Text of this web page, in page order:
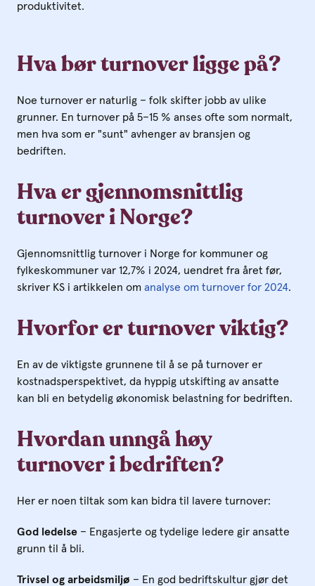
produktivitet.
Hva bør turnover ligge på?
Noe turnover er naturlig – folk skifter jobb av ulike
grunner. En turnover på 5–15 % anses ofte som normalt,
men hva som er "sunt" avhenger av bransjen og
bedriften.
Hva er gjennomsnittlig
turnover i Norge?
Gjennomsnittlig turnover i Norge for kommuner og
fylkeskommuner var 12,7% i 2024, uendret fra året før,
skriver KS i artikkelen om analyse om turnover for 2024.
Hvorfor er turnover viktig?
En av de viktigste grunnene til å se på turnover er
kostnadsperspektivet, da hyppig utskifting av ansatte
kan bli en betydelig økonomisk belastning for bedriften.
Hvordan unngå høy
turnover i bedriften?
Her er noen tiltak som kan bidra til lavere turnover:
God ledelse – Engasjerte og tydelige ledere gir ansatte
grunn til å bli.
Trivsel og arbeidsmiljø – En god bedriftskultur gjør det